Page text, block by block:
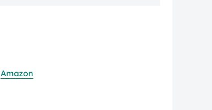
Amazon